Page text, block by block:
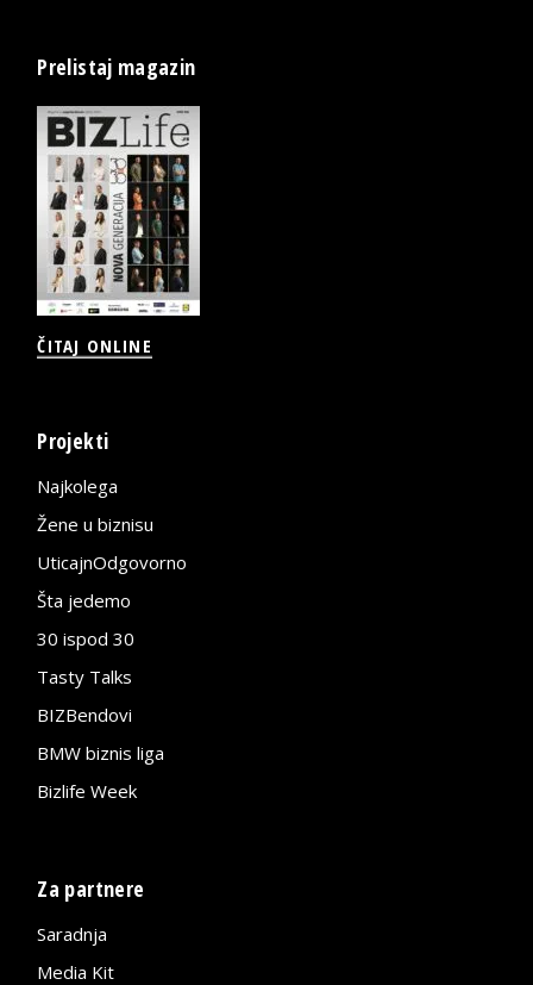
Prelistaj magazin
ČITAJ ONLINE
Projekti
Najkolega
Žene u biznisu
UticajnOdgovorno
Šta jedemo
30 ispod 30
Tasty Talks
BIZBendovi
BMW biznis liga
Bizlife Week
Za partnere
Saradnja
Media Kit